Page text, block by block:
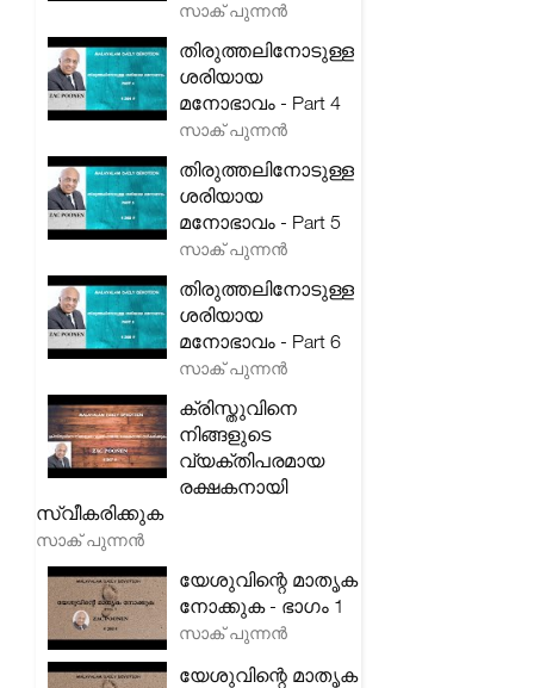
സാക് പുന്നൻ
തിരുത്തലിനോടുള്ള
ശരിയായ
മനോഭാവം - Part 4
സാക് പുന്നൻ
തിരുത്തലിനോടുള്ള
ശരിയായ
മനോഭാവം - Part 5
സാക് പുന്നൻ
തിരുത്തലിനോടുള്ള
ശരിയായ
മനോഭാവം - Part 6
സാക് പുന്നൻ
ക്രിസ്തുവിനെ
നിങ്ങളുടെ
വ്യക്തിപരമായ
രക്ഷകനായി
സ്വീകരിക്കുക
സാക് പുന്നൻ
യേശുവിന്റെ മാതൃക
നോക്കുക - ഭാഗം 1
സാക് പുന്നൻ
യേശുവിന്റെ മാതൃക